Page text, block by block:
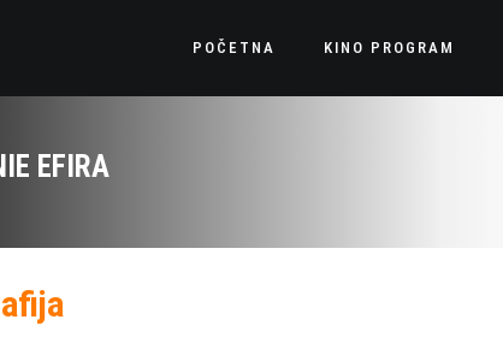
POČETNA KINO PROGRAM
EFIRA